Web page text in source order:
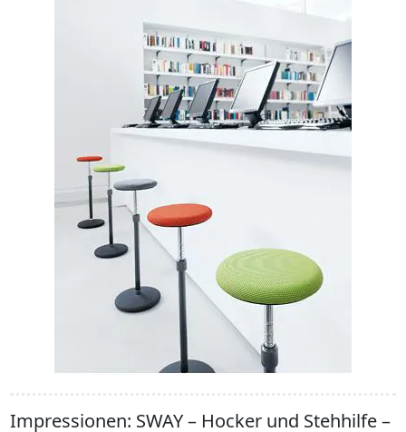
Impressionen: SWAY – Hocker und Stehhilfe –